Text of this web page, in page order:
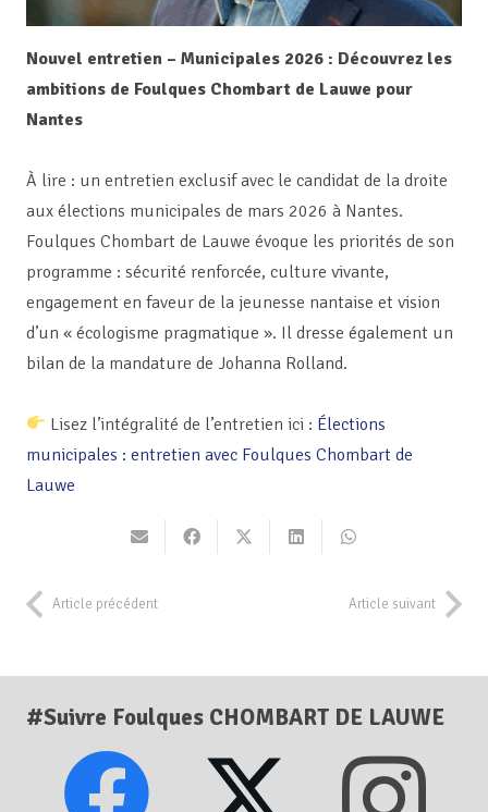
Nouvel entretien – Municipales 2026 : Découvrez les
ambitions de Foulques Chombart de Lauwe pour
Nantes
À lire : un entretien exclusif avec le candidat de la droite
aux élections municipales de mars 2026 à Nantes.
Foulques Chombart de Lauwe évoque les priorités de son
programme : sécurité renforcée, culture vivante,
engagement en faveur de la jeunesse nantaise et vision
d’un « écologisme pragmatique ». Il dresse également un
bilan de la mandature de Johanna Rolland.
Lisez l’intégralité de l’entretien ici : Élections
municipales : entretien avec Foulques Chombart de
Lauwe
Article précédent Article suivant
#Suivre Foulques CHOMBART DE LAUWE